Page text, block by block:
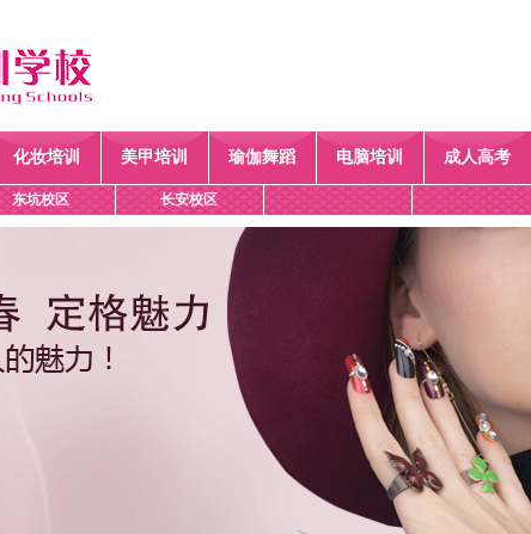
化妆培训 美甲培训 瑜伽舞蹈 电脑培训 成人高考
东坑校区 长安校区